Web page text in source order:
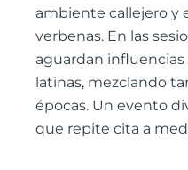
ambiente callejero y
verbenas. En las
aguardan
latinas, mezclando
épocas. Un evento
que repite cita a